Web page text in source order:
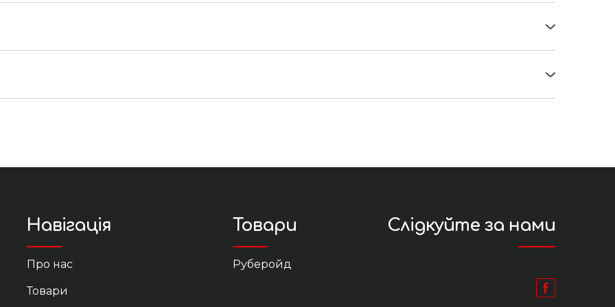
за умови підтвердження замовлення до 15:00
індивідуально за кілометр від складу до об'єкта.
маніпуляторів) – тариф окремий
вагою до 2 тонн (до 10 м. куб) – індивідуальний прорахунок
протягом 14 днів після покупки.
Навігація
Про нас
Товари
Товари
Руберойд
Слідкуйте за нами